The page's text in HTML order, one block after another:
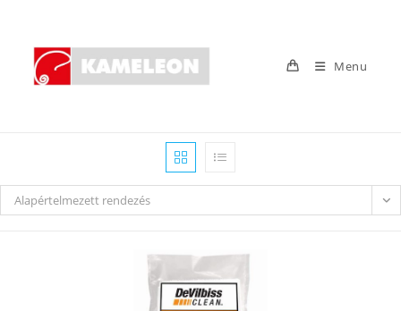
content
Menu
Alapértelmezett rendezés